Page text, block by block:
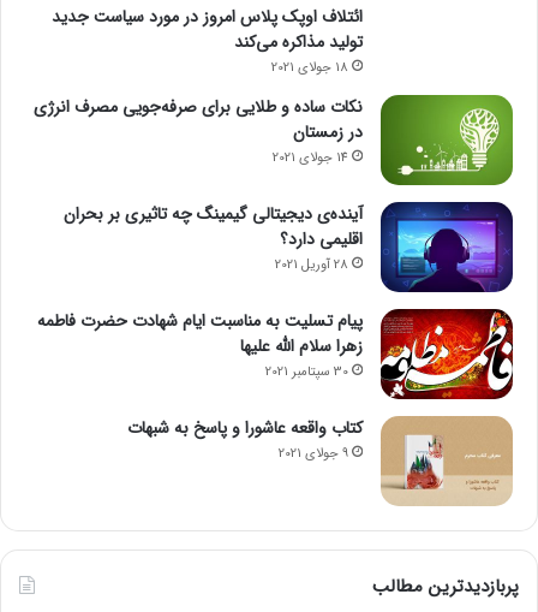
ائتلاف اوپک پلاس امروز در مورد سیاست جدید
تولید مذاکره می‌کند
18 جولای 2021
نکات ساده و طلایی برای صرفه‌جویی مصرف انرژی
در زمستان
14 جولای 2021
آینده‌ی دیجیتالی گیمینگ چه تاثیری بر بحران
اقلیمی دارد؟
28 آوریل 2021
پیام تسلیت به مناسبت ایام شهادت حضرت فاطمه
زهرا سلام الله علیها
30 سپتامبر 2021
کتاب واقعه عاشورا و پاسخ به شبهات
9 جولای 2021
پربازدیدترین مطالب